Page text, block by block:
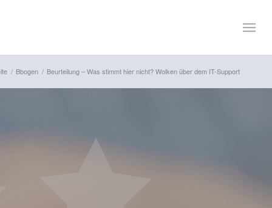
/ Bbogen / Beurteilung – Was stimmt hier nicht? Wolken über dem IT-Support